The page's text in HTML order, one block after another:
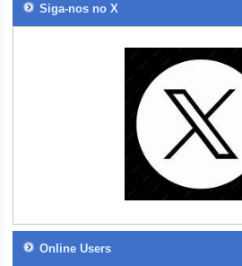
Siga-nos no X
Online Users